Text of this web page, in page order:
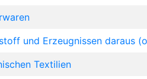
und Erzeugnissen daraus
Textilien